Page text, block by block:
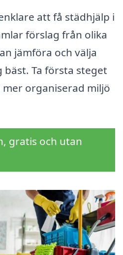
att få städhjälp i
förslag från olika
jämföra och välja
bäst. Ta första steget
organiserad miljö
gratis och utan